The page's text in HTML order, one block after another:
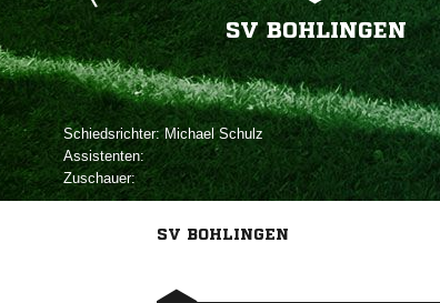
SV BOHLINGEN
Schiedsrichter: 
Assistenten:
Zuschauer:
SV BOHLINGEN